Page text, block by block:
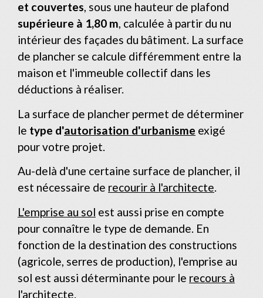
et couvertes, sous une hauteur de plafond
supérieure à 1,80 m, calculée à partir du nu
intérieur des façades du bâtiment. La surface
de plancher se calcule différemment entre la
maison et l'immeuble collectif dans les
déductions à réaliser.
La surface de plancher permet de déterminer
le type d'autorisation d'urbanisme exigé
pour votre projet.
Au-delà d'une certaine surface de plancher, il
est nécessaire de recourir à l'architecte.
L'emprise au sol est aussi prise en compte
pour connaître le type de demande. En
fonction de la destination des constructions
(agricole, serres de production), l'emprise au
sol est aussi déterminante pour le recours à
l'architecte